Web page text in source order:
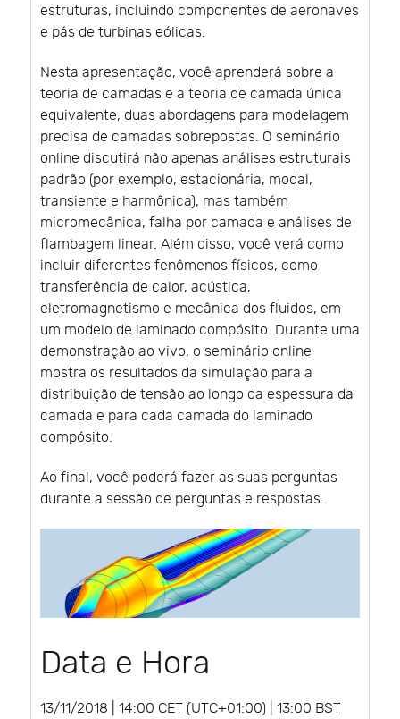
estruturas, incluindo componentes de aeronaves
e pás de turbinas eólicas.
Nesta apresentação, você aprenderá sobre a
teoria de camadas e a teoria de camada única
equivalente, duas abordagens para modelagem
precisa de camadas sobrepostas. O seminário
online discutirá não apenas análises estruturais
padrão (por exemplo, estacionária, modal,
transiente e harmônica), mas também
micromecânica, falha por camada e análises de
flambagem linear. Além disso, você verá como
incluir diferentes fenômenos físicos, como
transferência de calor, acústica,
eletromagnetismo e mecânica dos fluidos, em
um modelo de laminado compósito. Durante uma
demonstração ao vivo, o seminário online
mostra os resultados da simulação para a
distribuição de tensão ao longo da espessura da
camada e para cada camada do laminado
compósito.
Ao final, você poderá fazer as suas perguntas
durante a sessão de perguntas e respostas.
Data e Hora
13/11/2018 | 14:00 CET (UTC+01:00) | 13:00 BST